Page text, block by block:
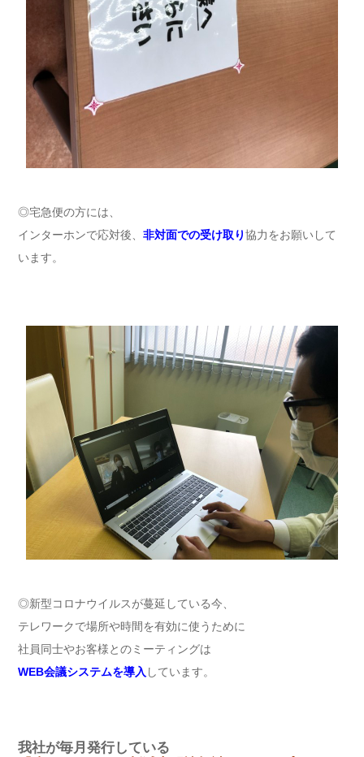
◎宅急便の方には、
インターホンで応対後、 非対面での受け取り協力をお願いして
います。
◎新型コロナウイルスが蔓延している今、
テレワークで場所や時間を有効に使うために
社員同士やお客様とのミーティングは
WEB会議システムを導入 しています。
我社が毎月発行している